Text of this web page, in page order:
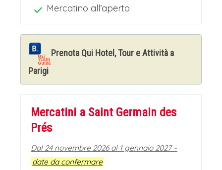
Mercatino all’aperto
Prenota Qui Hotel, Tour e Attività a
Parigi
Mercatini a Saint Germain des
Prés
Dal 24 novembre 2026 al 1 gennaio 2027 –
date da confermare